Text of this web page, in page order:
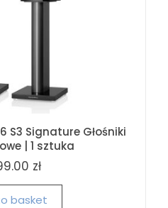
S3 Signature Głośniki
| 1 sztuka
zł
basket